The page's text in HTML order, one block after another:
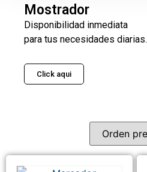
Mostrador
Disponibilidad inmediata
para tus necesidades diarias.
Click aqui